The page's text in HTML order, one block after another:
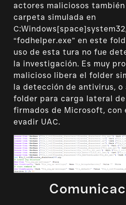
actores maliciosos también
carpeta simulada en
“fodhelper.exe” en este
uso de esta tura no fue
la investigación. Es muy
malicioso libera el folder
la detección de antivirus, o
folder para carga lateral
firmados de Microsoft, con
evadir UAC.